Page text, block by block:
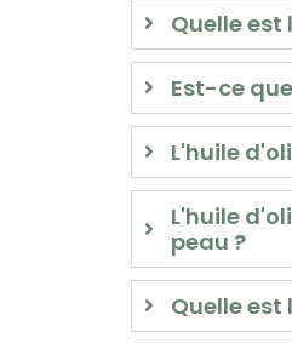
Quelle est
Est-ce
L'huile
L'huile
peau ?
Quelle